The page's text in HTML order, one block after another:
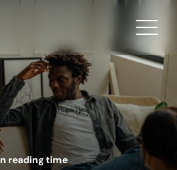
reading time